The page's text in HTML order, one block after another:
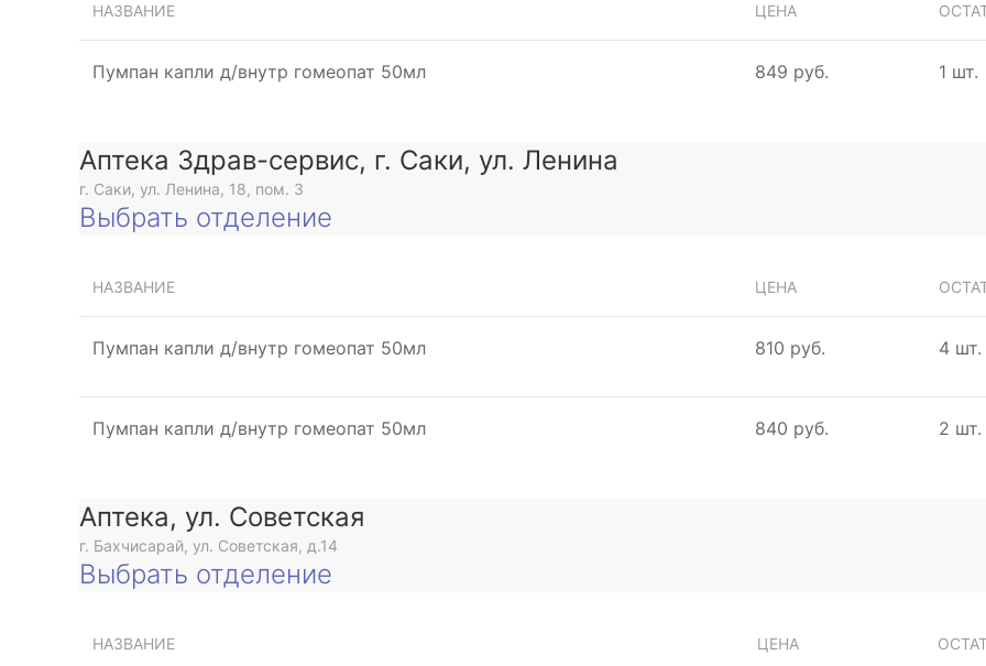
НАЗВАНИЕ ЦЕНА
Пумпан капли д/внутр гомеопат 50мл 849 руб. 1 шт.
Аптека Здрав-сервис, г. Саки, ул. Ленина
г. Саки, ул. Ленина, 18, пом. 3
Выбрать отделение
НАЗВАНИЕ ЦЕНА
Пумпан капли д/внутр гомеопат 50мл 810 руб. 4 шт.
Пумпан капли д/внутр гомеопат 50мл 840 руб. 2 шт.
Аптека, ул. Советская
г. Бахчисарай, ул. Советская, д.14
Выбрать отделение
НАЗВАНИЕ ЦЕНА